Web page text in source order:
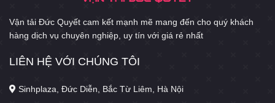
Vận tải Đức Quyết cam kết mạnh mẽ mang đến cho quý khách
hàng dịch vụ chuyên nghiệp, uy tín với giá rẻ nhất
LIÊN HỆ VỚI CHÚNG TÔI
Sinhplaza, Đức Diễn, Bắc Từ Liêm, Hà Nội